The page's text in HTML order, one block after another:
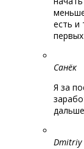
есть и
Санёк
Я за
Dmitriy